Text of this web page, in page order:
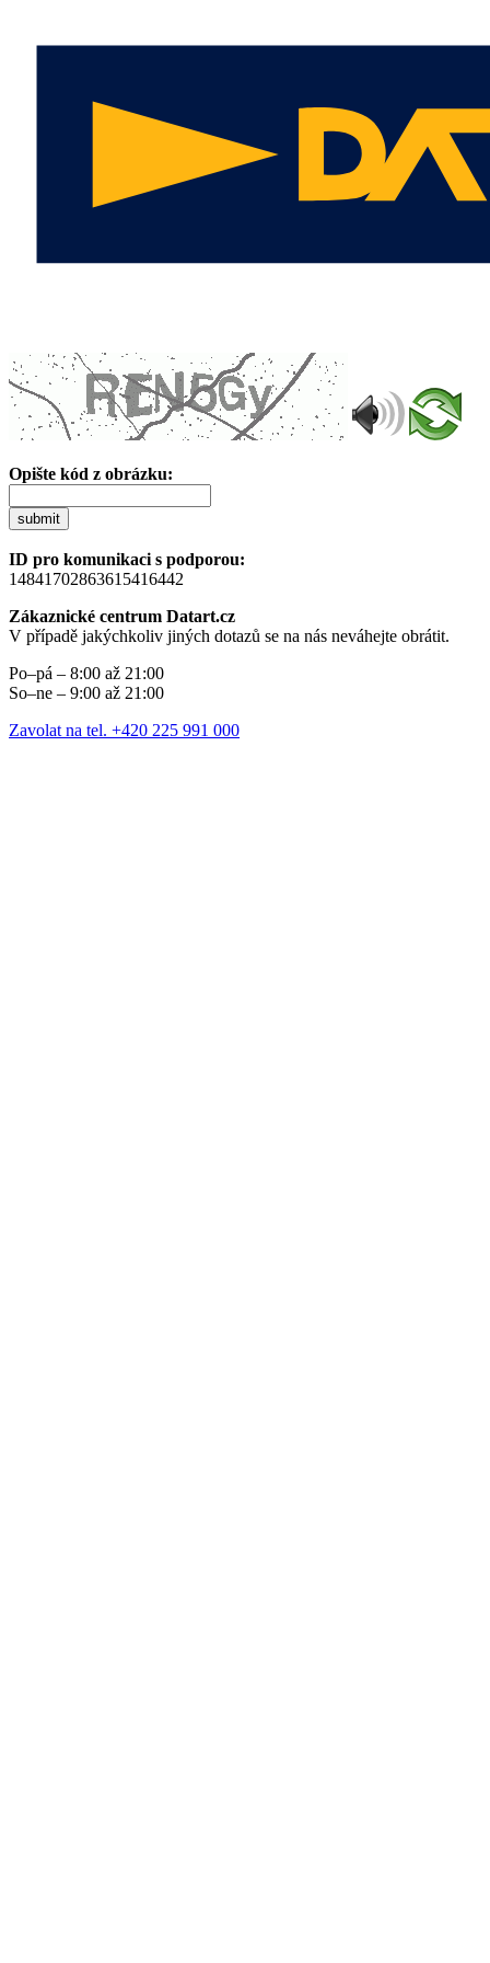
Opište kód z obrázku:
submit
ID pro komunikaci s podporou:
14841702863615416442
Zákaznické centrum Datart.cz
V případě jakýchkoliv jiných dotazů se na nás neváhejte obrátit.
Po–pá – 8:00 až 21:00
So–ne – 9:00 až 21:00
Zavolat na tel. +420 225 991 000